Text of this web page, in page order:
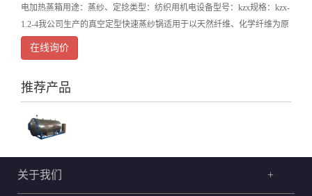
电加热蒸箱用途：蒸纱、定捻类型：纺织用机电设备型号：kzx规格：kzx-
1.2-4我公司生产的真空定型快速蒸纱锅适用于以天然纤维、化学纤维为原
料的纺织行业和单位，其主要用途是将具备织造条件的连续的丝线在合
并、加捻后进行定型，即用于化纤、真丝
在线询价
推荐产品
关于我们 +